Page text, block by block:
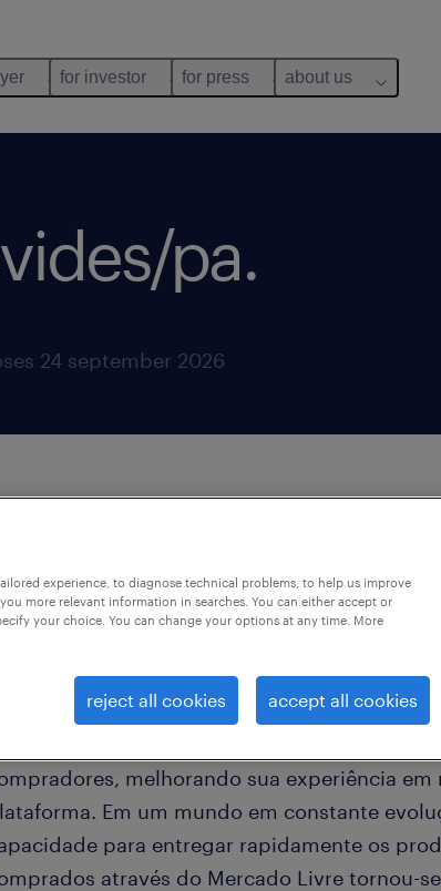
for investor for press about us
pa.
24 september 2026
Mercado Livre estamos democratizando o
e os pagamentos na América Latina.
Mercado Envíos administramos o estoque
e entregamos os produtos aos
melhorando sua experiência em
Em um mundo em constante
para entregar rapidamente os
através do Mercado Livre tornou-
experience, to diagnose technical problems, to help us improve
more relevant information in searches. You can either accept or
your choice. You can change your options at any time. More
reject all cookies accept all cookies